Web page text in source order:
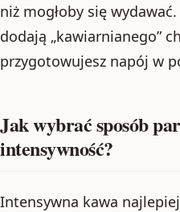
niż mogłoby się
dodają „kawiarnianego”
przygotowujesz napój w
Jak wybrać sposób
intensywność?
Intensywna kawa